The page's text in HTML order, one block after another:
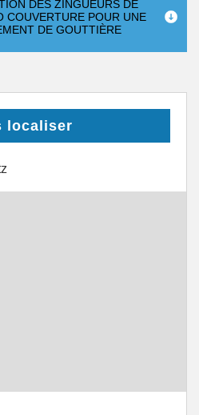
DES ZINGUEURS DE
COUVERTURE POUR UNE
DE GOUTTIÈRE
localiser